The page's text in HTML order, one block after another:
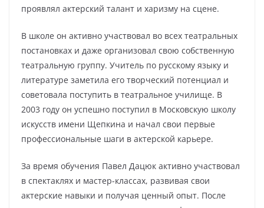
проявлял актерский талант и харизму на сцене.
В школе он активно участвовал во всех театральных
постановках и даже организовал свою собственную
театральную группу. Учитель по русскому языку и
литературе заметила его творческий потенциал и
советовала поступить в театральное училище. В
2003 году он успешно поступил в Московскую школу
искусств имени Щепкина и начал свои первые
профессиональные шаги в актерской карьере.
За время обучения Павел Дацюк активно участвовал
в спектаклях и мастер-классах, развивая свои
актерские навыки и получая ценный опыт. После